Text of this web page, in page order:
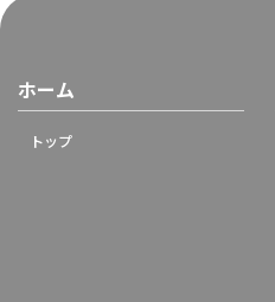
ホーム
トップ